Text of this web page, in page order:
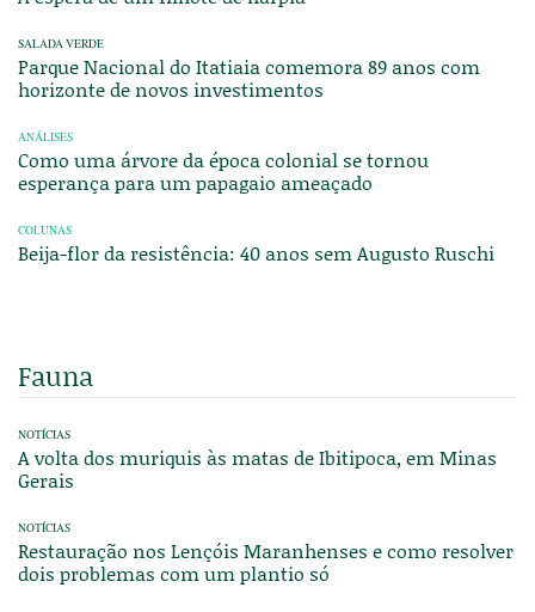
SALADA VERDE
Parque Nacional do Itatiaia comemora 89 anos com
horizonte de novos investimentos
ANÁLISES
Como uma árvore da época colonial se tornou
esperança para um papagaio ameaçado
COLUNAS
Beija-flor da resistência: 40 anos sem Augusto Ruschi
Fauna
NOTÍCIAS
A volta dos muriquis às matas de Ibitipoca, em Minas
Gerais
NOTÍCIAS
Restauração nos Lençóis Maranhenses e como resolver
dois problemas com um plantio só